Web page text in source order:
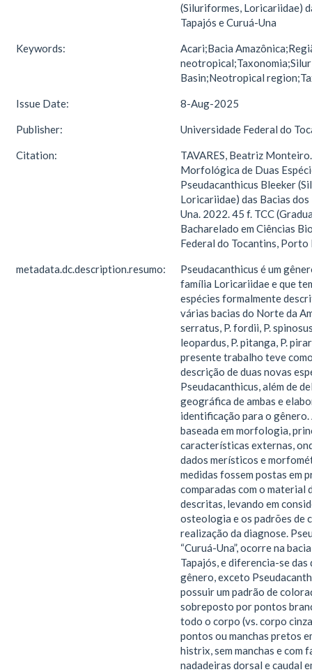
(Siluriformes, Loricariidae)
Tapajós e Curuá-Una
Keywords:
Acari;Bacia
Basin;Neotropical
Issue Date: 8-Aug-2025
Publisher: Universidade Federal do
Citation:
TAVARES, Beatriz
Morfológica de Duas
Pseudacanthicus Bleeker
Loricariidae) das Bacias
Una. 2022. 45 f. TCC
Bacharelado em Ciências
Federal do Tocantins,
metadata.dc.description.resumo:
Pseudacanthicus é um
família Loricariidae e que
espécies formalmente
várias bacias do Norte da
serratus, P. fordii, P.
leopardus, P. pitanga, P.
presente trabalho teve
descrição de duas novas
Pseudacanthicus, além de
geográfica de ambas e
identificação para o
baseada em morfologia,
características externas,
dados merísticos e
medidas fossem postas em
comparadas com o material
descritas, levando em
osteologia e os padrões de
realização da diagnose.
“Curuá-Una”, ocorre na
Tapajós, e diferencia-se das
gênero, exceto
possuir um padrão de
sobreposto por pontos
todo o corpo (vs. corpo
pontos ou manchas pretos
histrix, sem manchas e com
nadadeiras dorsal e caudal